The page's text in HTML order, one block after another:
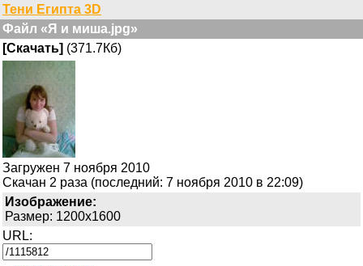
Тени Египта 3D
Файл «Я и миша.jpg»
[Скачать] (371.7Кб)
Загружен 7 ноября 2010
Скачан 2 раза (последний: 7 ноября 2010 в 22:09)
Изображение:
Размер: 1200x1600
URL: